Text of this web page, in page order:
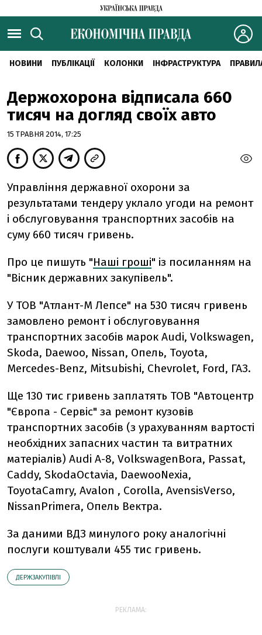
НОВИНИ ПУБЛІКАЦІЇ КОЛОНКИ ІНФРАСТРУКТУРА
Держохорона відписала 660
тисяч на догляд своїх авто
15 ТРАВНЯ 2014, 17:25
Управління державної охорони за
результатами тендеру уклало угоди на ремонт
і обслуговування транспортних засобів на
суму 660 тисяч гривень.
Про це пишуть "Наші гроші" із посиланням на
"Вісник державних закупівель".
У ТОВ "Атлант-М Лепсе" на 530 тисяч гривень
замовлено ремонт і обслуговування
транспортних засобів марок Audi, Volkswagen,
Skoda, Daewoo, Nissan, Опель, Toyota,
Mercedes-Benz, Mitsubishi, Chevrolet, Ford, ГАЗ.
Ще 130 тис гривень заплатять ТОВ "Автоцентр
"Європа - Сервіс" за ремонт кузовів
транспортних засобів (з урахуванням вартості
необхідних запасних частин та витратних
матеріалів) Audi А-8, VolkswagenBora, Passat,
Caddy, SkodaOctavia, DaewooNexia,
ToyotaCamry, Avalon , Corolla, AvensisVerso,
NissanPrimera, Опель Вектра.
За даними ВДЗ минулого року аналогічні
послуги коштували 455 тис гривень.
ДЕРЖЗАКУПІВЛІ
РЕКЛАМА: